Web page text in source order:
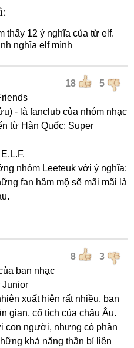
thấy 12 ý nghĩa của từ elf.
nghĩa elf mình
18 5
- là fanclub của nhóm nhạc
từ Hàn Quốc: Super
nhóm Leeteuk với ý nghĩa:
fan hâm mộ sẽ mãi mãi là
8 3
ban nhạc
Junior
xuất hiện rất nhiều, ban
gian, cổ tích của châu Âu.
con người, nhưng có phần
khả năng thần bí liên